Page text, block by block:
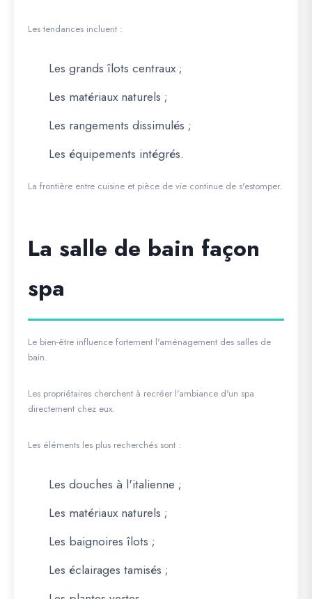
Les tendances incluent :
Les grands îlots centraux ;
Les matériaux naturels ;
Les rangements dissimulés ;
Les équipements intégrés.
La frontière entre cuisine et pièce de vie continue de s'estomper.
La salle de bain façon
spa
Le bien-être influence fortement l'aménagement des salles de
bain.
Les propriétaires cherchent à recréer l'ambiance d'un spa
directement chez eux.
Les éléments les plus recherchés sont :
Les douches à l'italienne ;
Les matériaux naturels ;
Les baignoires îlots ;
Les éclairages tamisés ;